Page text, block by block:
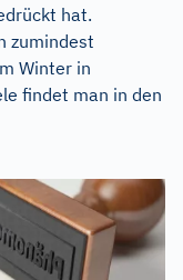
hat.
zumindest
Winter in
findet man in den